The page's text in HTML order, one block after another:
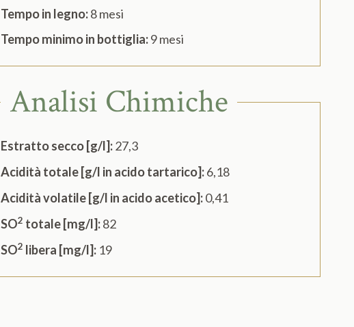
Tempo in legno:8 mesi
Tempo minimo in bottiglia:9 mesi
Analisi Chimiche
Estratto secco [g/l]:27,3
Acidità totale [g/l in acido tartarico]:6,18
Acidità volatile [g/l in acido acetico]:0,41
SO2 totale [mg/l]:82
SO2 libera [mg/l]: 19